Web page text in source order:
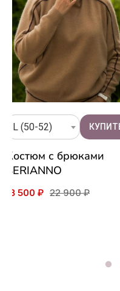
L (50-52)
Костюм с брюками
SERIANNO
18 500 ₽ 22 900 ₽